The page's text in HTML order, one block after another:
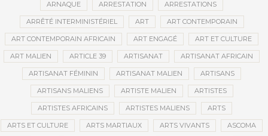
ARNAQUE ARRESTATION ARRESTATIONS
ARRÊTÉ INTERMINISTÉRIEL ART ART CONTEMPORAIN
ART CONTEMPORAIN AFRICAIN ART ENGAGÉ ART ET CULTURE
ART MALIEN ARTICLE 39 ARTISANAT ARTISANAT AFRICAIN
ARTISANAT FÉMININ ARTISANAT MALIEN ARTISANS
ARTISANS MALIENS ARTISTE MALIEN ARTISTES
ARTISTES AFRICAINS ARTISTES MALIENS ARTS
ARTS ET CULTURE ARTS MARTIAUX ARTS VIVANTS ASCOMA